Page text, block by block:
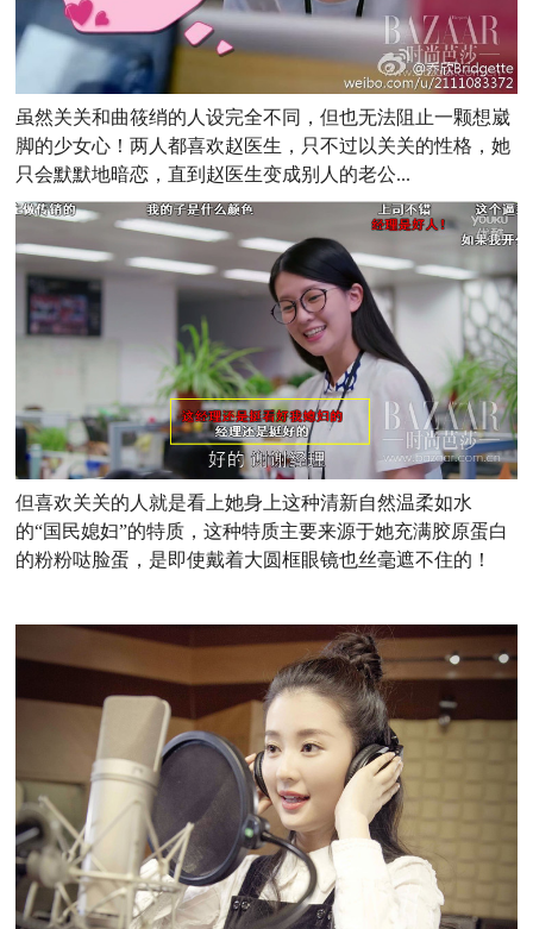
虽然关关和曲筱绡的人设完全不同，但也无法阻止一颗想崴
脚的少女心！两人都喜欢赵医生，只不过以关关的性格，她
只会默默地暗恋，直到赵医生变成别人的老公...
但喜欢关关的人就是看上她身上这种清新自然温柔如水
的“国民媳妇”的特质，这种特质主要来源于她充满胶原蛋白
的粉粉哒脸蛋，是即使戴着大圆框眼镜也丝毫遮不住的！